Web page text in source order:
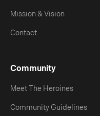
Mission & Vision
Contact
Community
Meet The Heroines
Community Guidelines